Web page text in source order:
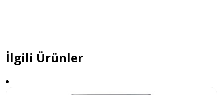
İlgili Ürünler